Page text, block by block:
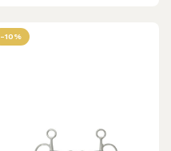
-10%